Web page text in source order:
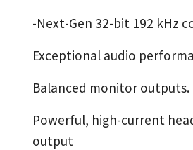
-Next-Gen 32-bit 192 kHz
Exceptional audio
Balanced monitor outputs.
Powerful, high-current
output